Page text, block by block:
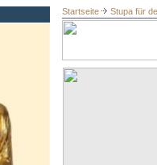
Startseite Stupa für